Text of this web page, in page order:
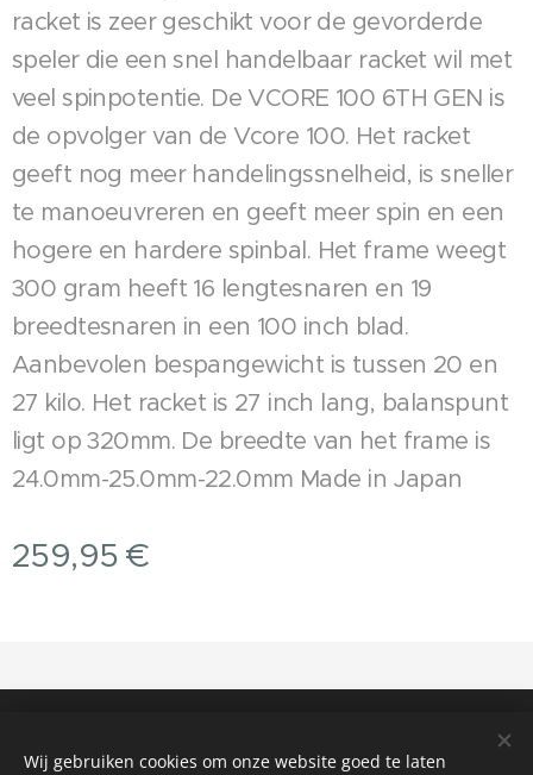
racket is zeer geschikt voor de gevorderde
speler die een snel handelbaar racket wil met
veel spinpotentie. De VCORE 100 6TH GEN is
de opvolger van de Vcore 100. Het racket
geeft nog meer handelingssnelheid, is sneller
te manoeuvreren en geeft meer spin en een
hogere en hardere spinbal. Het frame weegt
300 gram heeft 16 lengtesnaren en 19
breedtesnaren in een 100 inch blad.
Aanbevolen bespangewicht is tussen 20 en
27 kilo. Het racket is 27 inch lang, balanspunt
ligt op 320mm. De breedte van het frame is
24.0mm-25.0mm-22.0mm Made in Japan
259,95 €
FOXS VOF 2025-2026
Cookies
Wij gebruiken cookies om onze website goed te laten